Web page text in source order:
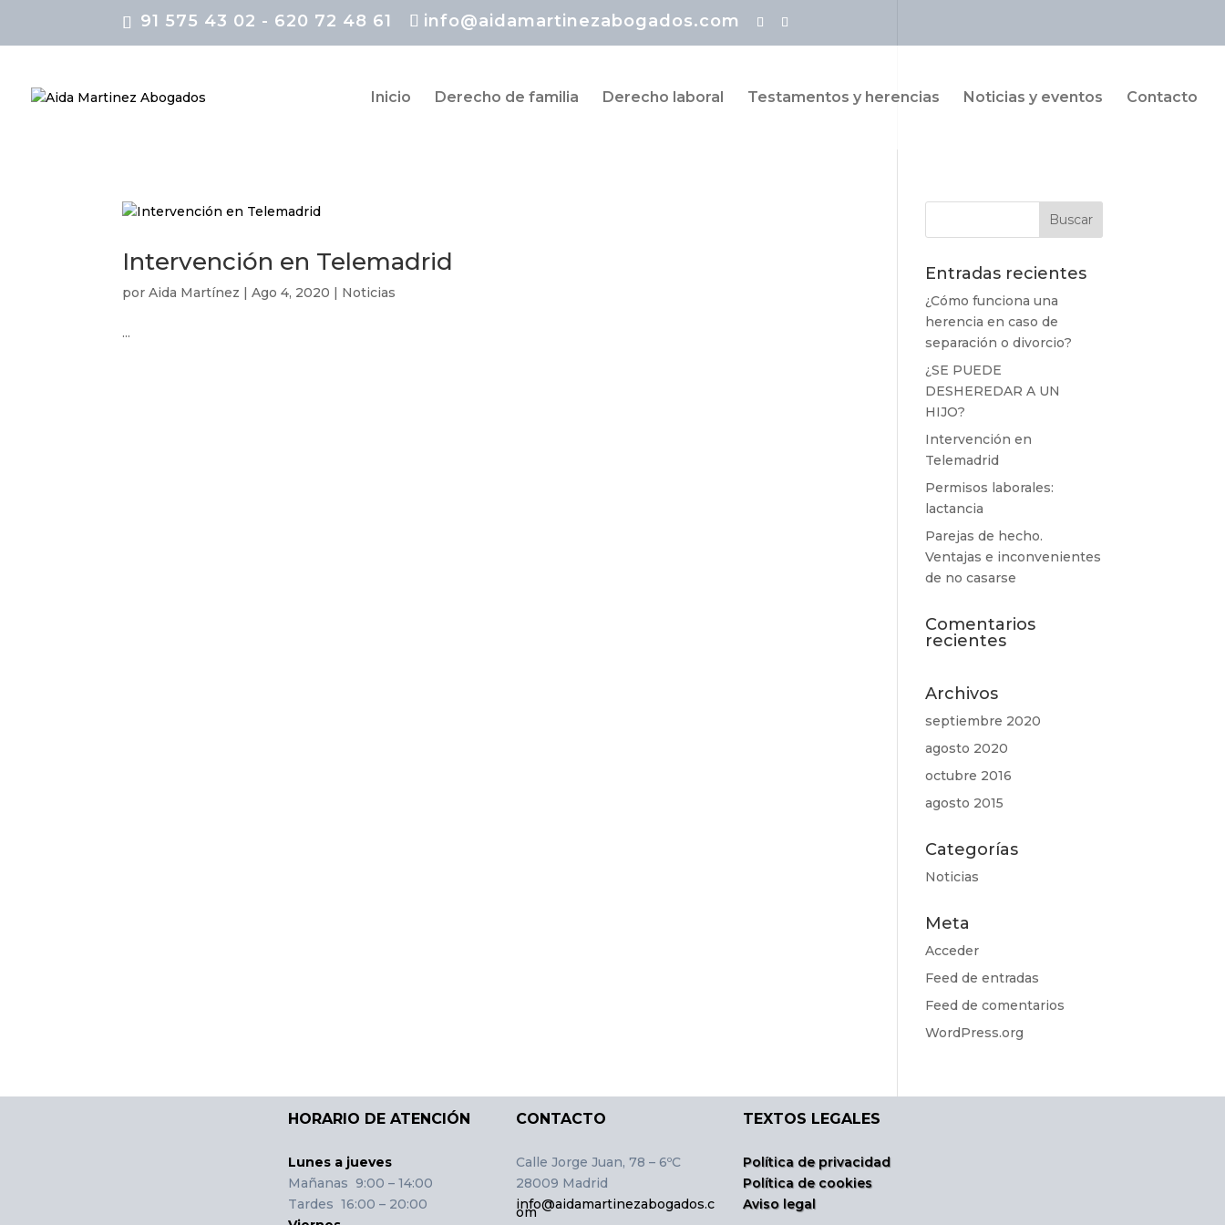
91 575 43 02 - 620 72 48 61 info@aidamartinezabogados.com
Inicio Derecho de familia Derecho laboral Testamentos y herencias Noticias y eventos Contacto
Intervención en Telemadrid
porAida Martínez |Ago 4, 2020 | Noticias
...
Entradas recientes
¿Cómo funciona una
herencia en caso de
separación o divorcio?
¿SE PUEDE
DESHEREDAR A UN
HIJO?
Intervención en
Telemadrid
Permisos laborales:
lactancia
Parejas de hecho.
Ventajas e inconvenientes
de no casarse
Comentarios
recientes
Archivos
septiembre 2020
agosto 2020
octubre 2016
agosto 2015
Categorías
Noticias
Meta
Acceder
Feed de entradas
Feed de comentarios
WordPress.org
HORARIO DE ATENCIÓN
Lunes a jueves
Mañanas 9:00 – 14:00
Tardes 16:00 – 20:00
CONTACTO
Calle Jorge Juan, 78 – 6ºC
28009 Madrid
info@aidamartinezabogados.c
om
TEXTOS LEGALES
Política de privacidad
Política de cookies
Aviso legal